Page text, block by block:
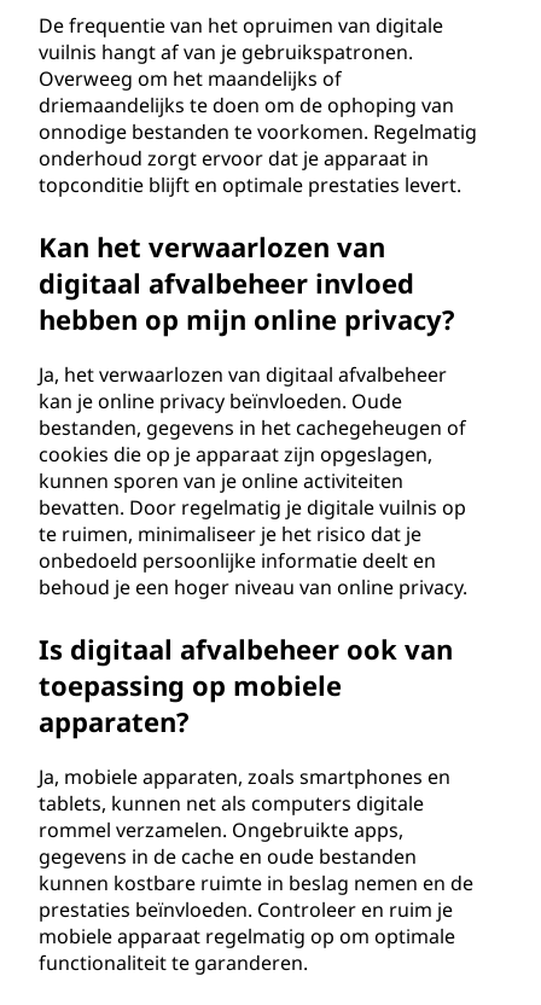
De frequentie van het opruimen van digitale
vuilnis hangt af van je gebruikspatronen.
Overweeg om het maandelijks of
driemaandelijks te doen om de ophoping van
onnodige bestanden te voorkomen. Regelmatig
onderhoud zorgt ervoor dat je apparaat in
topconditie blijft en optimale prestaties levert.
Kan het verwaarlozen van
digitaal afvalbeheer invloed
hebben op mijn online privacy?
Ja, het verwaarlozen van digitaal afvalbeheer
kan je online privacy beïnvloeden. Oude
bestanden, gegevens in het cachegeheugen of
cookies die op je apparaat zijn opgeslagen,
kunnen sporen van je online activiteiten
bevatten. Door regelmatig je digitale vuilnis op
te ruimen, minimaliseer je het risico dat je
onbedoeld persoonlijke informatie deelt en
behoud je een hoger niveau van online privacy.
Is digitaal afvalbeheer ook van
toepassing op mobiele
apparaten?
Ja, mobiele apparaten, zoals smartphones en
tablets, kunnen net als computers digitale
rommel verzamelen. Ongebruikte apps,
gegevens in de cache en oude bestanden
kunnen kostbare ruimte in beslag nemen en de
prestaties beïnvloeden. Controleer en ruim je
mobiele apparaat regelmatig op om optimale
functionaliteit te garanderen.